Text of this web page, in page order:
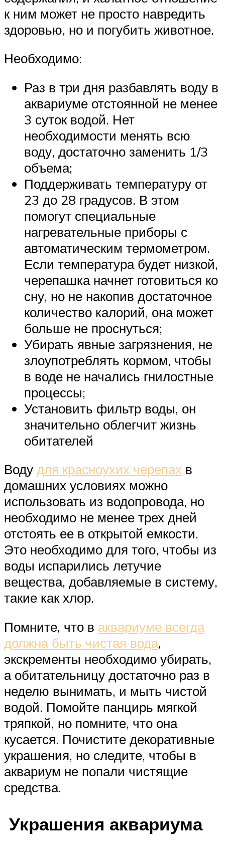
к ним может не просто навредить
здоровью, но и погубить животное.
Необходимо:
Раз в три дня разбавлять воду в
аквариуме отстоянной не менее
3 суток водой. Нет
необходимости менять всю
воду, достаточно заменить 1/3
объема;
Поддерживать температуру от
23 до 28 градусов. В этом
помогут специальные
нагревательные приборы с
автоматическим термометром.
Если температура будет низкой,
черепашка начнет готовиться ко
сну, но не накопив достаточное
количество калорий, она может
больше не проснуться;
Убирать явные загрязнения, не
злоупотреблять кормом, чтобы
в воде не начались гнилостные
процессы;
Установить фильтр воды, он
значительно облегчит жизнь
обитателей
Воду для красноухих черепах в
домашних условиях можно
использовать из водопровода, но
необходимо не менее трех дней
отстоять ее в открытой емкости.
Это необходимо для того, чтобы из
воды испарились летучие
вещества, добавляемые в систему,
такие как хлор.
Помните, что в аквариуме всегда
должна быть чистая вода,
экскременты необходимо убирать,
а обитательницу достаточно раз в
неделю вынимать, и мыть чистой
водой. Помойте панцирь мягкой
тряпкой, но помните, что она
кусается. Почистите декоративные
украшения, но следите, чтобы в
аквариум не попали чистящие
средства.
Украшения аквариума